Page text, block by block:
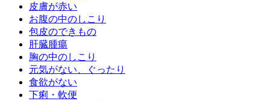
皮膚が赤い
お腹の中のしこり
包皮のできもの
肝臓腫瘍
胸の中のしこり
元気がない、ぐったり
食欲がない
下痢・軟便